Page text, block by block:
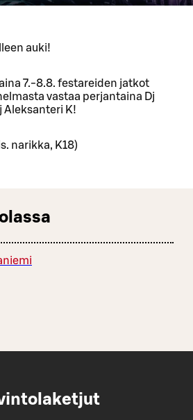
auki!
7.-8.8. festareiden jatkot
vastaa perjantaina Dj
Aleksanteri K!
narikka, K18)